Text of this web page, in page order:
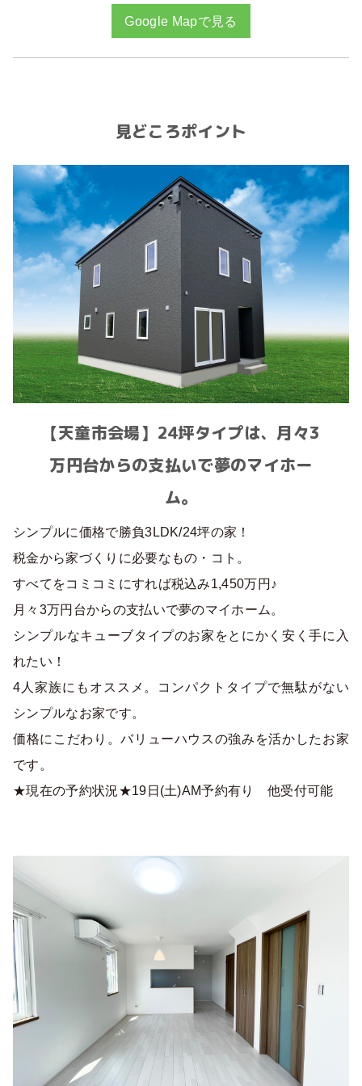
Google Mapで見る
見どころポイント
【天童市会場】24坪タイプは、月々3
万円台からの支払いで夢のマイホー
ム。
シンプルに価格で勝負3LDK/24坪の家！
税金から家づくりに必要なもの・コト。
すべてをコミコミにすれば税込み1,450万円♪
月々3万円台からの支払いで夢のマイホーム。
シンプルなキューブタイプのお家をとにかく安く手に入
れたい！
4人家族にもオススメ。コンパクトタイプで無駄がない
シンプルなお家です。
価格にこだわり。バリューハウスの強みを活かしたお家
です。
★現在の予約状況★19日(土)AM予約有り 他受付可能